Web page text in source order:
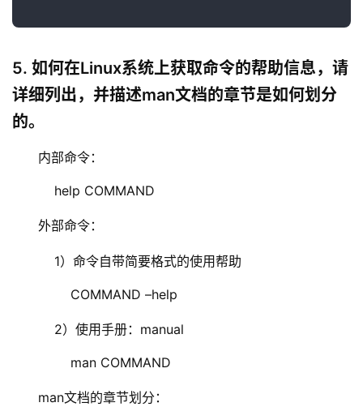
5. 如何在Linux系统上获取命令的帮助信息，请
详细列出，并描述man文档的章节是如何划分
的。
内部命令：
help COMMAND
外部命令：
1）命令自带简要格式的使用帮助
COMMAND –help
2）使用手册：manual
man COMMAND
man文档的章节划分：